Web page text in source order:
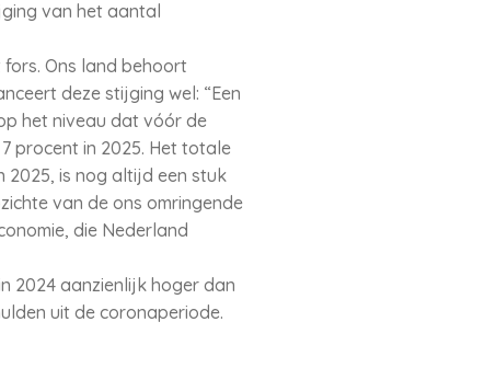
van het aantal
Ons land behoort
deze stijging wel: “Een
het niveau dat vóór de
procent in 2025. Het totale
2025, is nog altijd een stuk
van de ons omringende
die Nederland
2024 aanzienlijk hoger dan
uit de coronaperiode.